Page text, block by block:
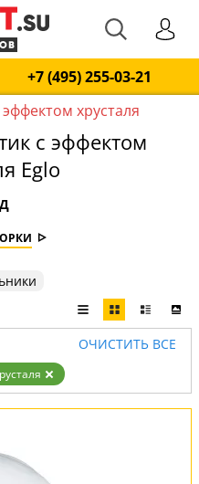
+7 (495) 255-03-21
хрусталя
с эффектом
Eglo
ОЧИСТИТЬ ВСЕ